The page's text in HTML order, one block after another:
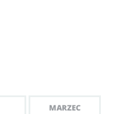
MARZEC